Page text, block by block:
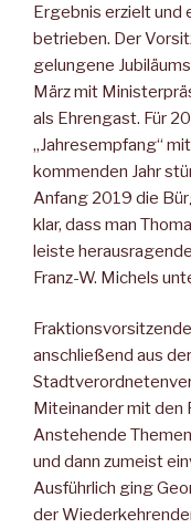
Ergebnis erzielt und
betrieben. Der
gelungene
März mit
als Ehrengast. Für
„Jahresempfang“
kommenden Jahr
Anfang 2019 die
klar, dass man
leiste
Franz-W. Michels
anschließend aus
Miteinander mit den
Anstehende
und dann zumeist
Ausführlich ging
der